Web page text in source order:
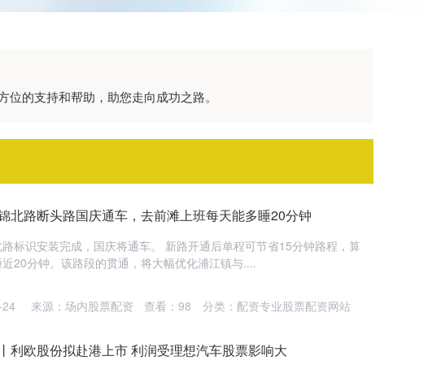
的支持和帮助，助您走向成功之路。
北路断头路国庆通车，去前滩上班每天能多睡20分钟
标识安装完成，国庆将通车。 新路开通后单程可节省15分钟路程，算
近20分钟。该路段的贯通，将大幅优化浦江镇与....
来源：场内股票配资 查看： 98 分类： 配资专业股票配资网站
利欧股份拟赴港上市 利润受理想汽车股票影响大